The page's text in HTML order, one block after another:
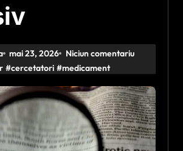
mai 23, 2026
Niciun comentariu
#cercetatori #medicament